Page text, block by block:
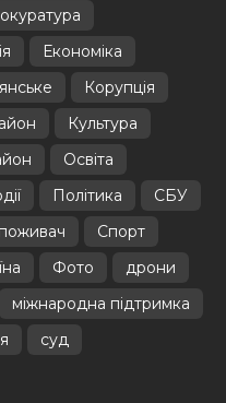
Економіка
Корупція
Культура
Освіта
Політика
СБУ
Спорт
Фото
дрони
міжнародна підтримка
суд